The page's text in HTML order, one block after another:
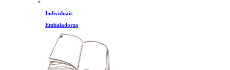
Individuais
Embaladoras